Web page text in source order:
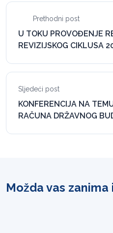
Prethodni post
U TOKU PROVOĐENJE
REVIZIJSKOG CIKLUSA
Sljedeći post
KONFERENCIJA NA
RAČUNA DRŽAVNOG
Možda vas zanima